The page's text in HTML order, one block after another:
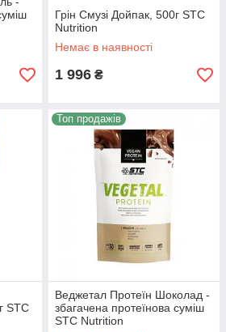
Грін Смузі Дойпак, 500г STC
Nutrition
Немає в наявності
1 996 ₴
STC
Топ продажів
Веджетал Протеїн Шоколад -
збагачена протеїнова суміш
STC Nutrition